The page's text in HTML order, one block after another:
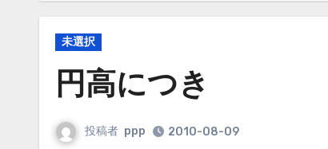
未選択
円高につき
投稿者 ppp 2010-08-09